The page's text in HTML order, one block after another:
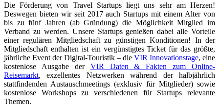
Die Förderung von Travel Startups liegt uns sehr am Herzen!
Deswegen bieten wir seit 2017 auch Startups mit einem Alter von
bis zu fünf Jahren (ab Gründung) die Möglichkeit Mitglied im
Verband zu werden. Unsere Startups genießen dabei alle Vorteile
einer regulären Mitgliedschaft zu günstigen Konditionen! In der
Mitgliedschaft enthalten ist ein vergünstigtes Ticket für das größte,
jährliche Event der Digital-Touristik – die VIR Innovationstage, eine
kostenlose Ausgabe der VIR Daten & Fakten zum Online-
Reisemarkt, exzellentes Netzwerken während der halbjährlich
stattfindenden Austauschmeetings (exklusiv für Mitglieder) sowie
kostenlose Workshops zu verschiedenen für Startups relevante
Themen.